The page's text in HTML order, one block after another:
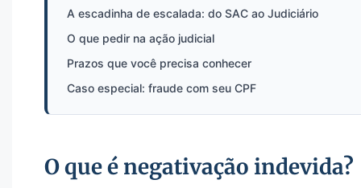
A escadinha de escalada: do SAC ao Judiciário
O que pedir na ação judicial
Prazos que você precisa conhecer
Caso especial: fraude com seu CPF
O que é negativação indevida?